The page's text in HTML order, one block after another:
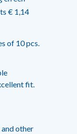
€ 1,14
of 10 pcs.
fit.
other